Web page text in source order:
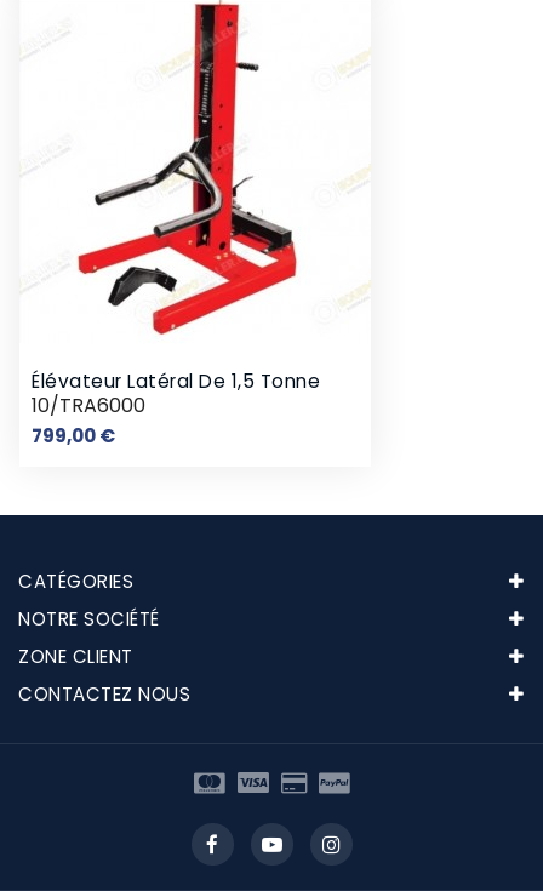
Élévateur Latéral De 1,5 Tonne
10/TRA6000
799,00 €Prix
CATÉGORIES
NOTRE SOCIÉTÉ
ZONE CLIENT
CONTACTEZ NOUS